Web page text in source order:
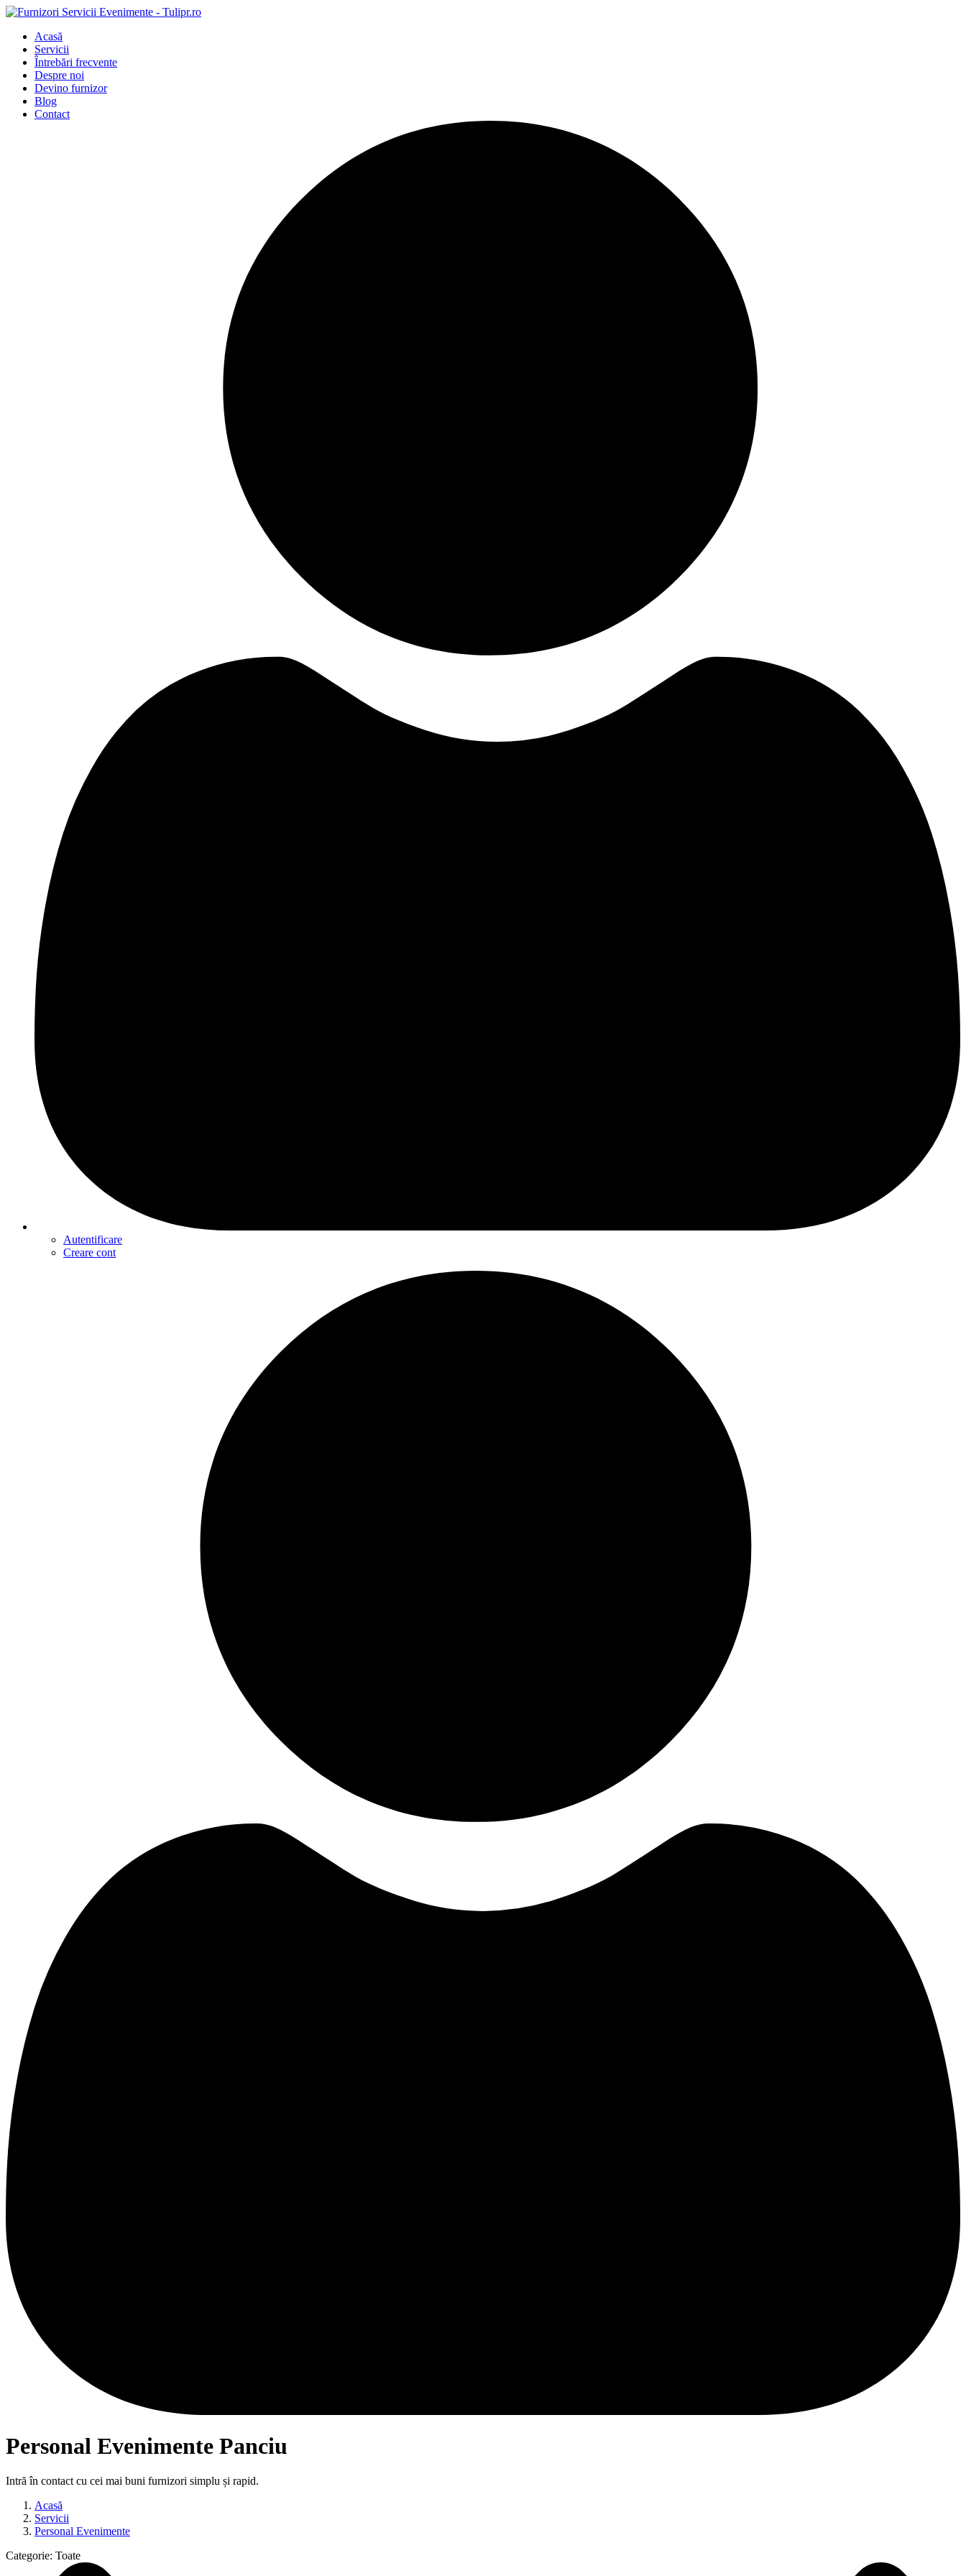
Acasă
Servicii
Întrebări frecvente
Despre noi
Devino furnizor
Blog
Contact
Autentificare
Creare cont
Personal Evenimente Panciu
Intră în contact cu cei mai buni furnizori simplu și rapid.
Acasă
Servicii
Personal Evenimente
Categorie: Toate